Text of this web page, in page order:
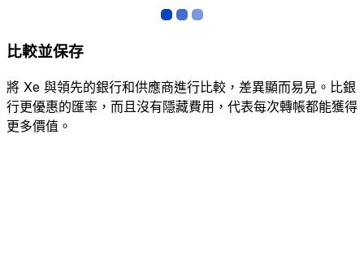
比較並保存
將 Xe 與領先的銀行和供應商進行比較，差異顯而易見。比銀
行更優惠的匯率，而且沒有隱藏費用，代表每次轉帳都能獲得
更多價值。